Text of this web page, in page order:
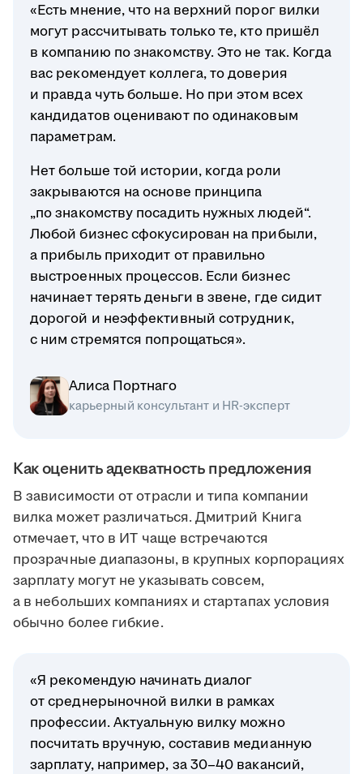
«Есть мнение, что на верхний порог вилки
могут рассчитывать только те, кто пришёл
в компанию по знакомству. Это не так. Когда
вас рекомендует коллега, то доверия
и правда чуть больше. Но при этом всех
кандидатов оценивают по одинаковым
параметрам.
Нет больше той истории, когда роли
закрываются на основе принципа
„по знакомству посадить нужных людей“.
Любой бизнес сфокусирован на прибыли,
а прибыль приходит от правильно
выстроенных процессов. Если бизнес
начинает терять деньги в звене, где сидит
дорогой и неэффективный сотрудник,
с ним стремятся попрощаться».
Алиса Портнаго
карьерный консультант и HR-эксперт
Как оценить адекватность предложения
В зависимости от отрасли и типа компании
вилка может различаться. Дмитрий Книга
отмечает, что в ИТ чаще встречаются
прозрачные диапазоны, в крупных корпорациях
зарплату могут не указывать совсем,
а в небольших компаниях и стартапах условия
обычно более гибкие.
«Я рекомендую начинать диалог
от среднерыночной вилки в рамках
профессии. Актуальную вилку можно
посчитать вручную, составив медианную
зарплату, например, за 30–40 вакансий,